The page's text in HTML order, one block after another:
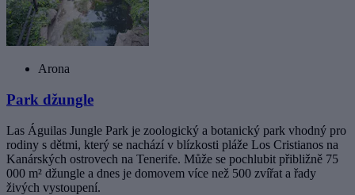
Arona
Park džungle
Las Águilas Jungle Park je zoologický a botanický park vhodný pro
rodiny s dětmi, který se nachází v blízkosti pláže Los Cristianos na
Kanárských ostrovech na Tenerife. Může se pochlubit přibližně 75
000 m² džungle a dnes je domovem více než 500 zvířat a řady
živých vystoupení.